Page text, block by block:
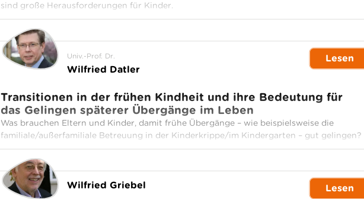
sind große Herausforderungen für Kinder.
Univ.-Prof. Dr.
Wilfried Datler
Lesen
Transitionen in der frühen Kindheit und ihre Bedeutung für
das Gelingen späterer Übergänge im Leben
Was brauchen Eltern und Kinder, damit frühe Übergänge – wie beispielsweise die
familiale/außerfamiliale Betreuung in der Kinderkrippe/im Kindergarten – gut gelingen?
Wilfried Griebel Lesen